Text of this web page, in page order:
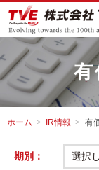
有
ホーム IR情報 有
期別： 選択